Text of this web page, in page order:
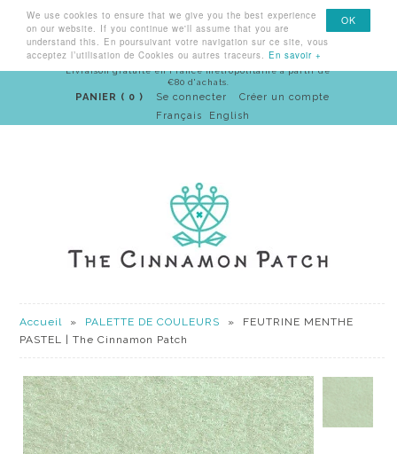
OK
We use cookies to ensure that we give you the best experience
on our website. If you continue we'll assume that you are
understand this. En poursuivant votre navigation sur ce site, vous
acceptez l’utilisation de Cookies ou autres traceurs. En savoir +
Livraison gratuite en France métropolitaine à partir de
€80 d'achats.
PANIER ( 0 ) Se connecter
Créer un compte
Français
English
Menu
Accueil » PALETTE DE COULEURS »
FEUTRINE MENTHE
PASTEL | The Cinnamon Patch
Accueil